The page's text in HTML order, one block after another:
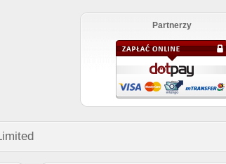
Partnerzy